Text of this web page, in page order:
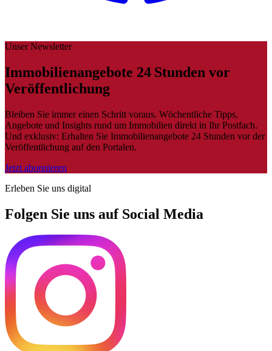
Unser Newsletter
Immobilienangebote 24 Stunden vor
Veröffentlichung
Bleiben Sie immer einen Schritt voraus. Wöchentliche Tipps,
Angebote und Insights rund um Immobilien direkt in Ihr Postfach.
Und exklusiv: Erhalten Sie Immobilienangebote 24 Stunden vor der
Veröffentlichung auf den Portalen.
Jetzt abonnieren
Erleben Sie uns digital
Folgen Sie uns auf Social Media